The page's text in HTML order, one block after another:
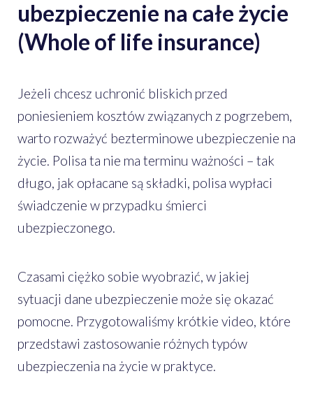
ubezpieczenie na całe życie
(Whole of life insurance)
Jeżeli chcesz uchronić bliskich przed
poniesieniem kosztów związanych z pogrzebem,
warto rozważyć bezterminowe ubezpieczenie na
życie. Polisa ta nie ma terminu ważności – tak
długo, jak opłacane są składki, polisa wypłaci
świadczenie w przypadku śmierci
ubezpieczonego.
Czasami ciężko sobie wyobrazić, w jakiej
sytuacji dane ubezpieczenie może się okazać
pomocne. Przygotowaliśmy krótkie video, które
przedstawi zastosowanie różnych typów
ubezpieczenia na życie w praktyce.